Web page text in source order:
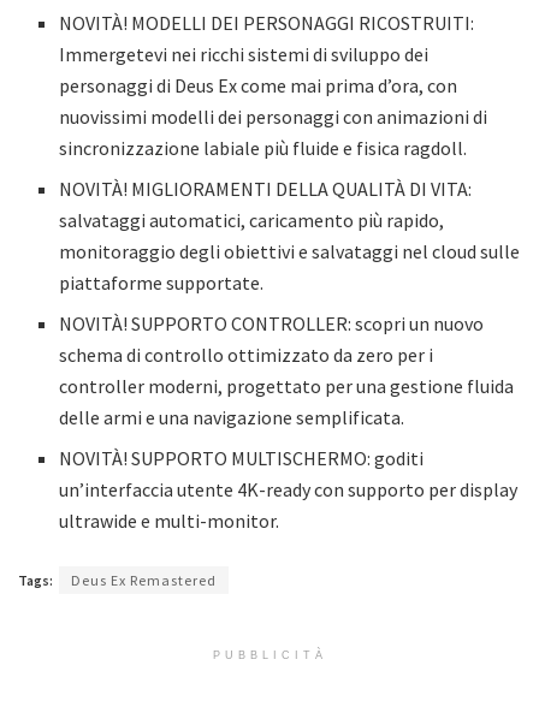
NOVITÀ! MODELLI DEI PERSONAGGI RICOSTRUITI:
Immergetevi nei ricchi sistemi di sviluppo dei
personaggi di Deus Ex come mai prima d’ora, con
nuovissimi modelli dei personaggi con animazioni di
sincronizzazione labiale più fluide e fisica ragdoll.
NOVITÀ! MIGLIORAMENTI DELLA QUALITÀ DI VITA:
salvataggi automatici, caricamento più rapido,
monitoraggio degli obiettivi e salvataggi nel cloud sulle
piattaforme supportate.
NOVITÀ! SUPPORTO CONTROLLER: scopri un nuovo
schema di controllo ottimizzato da zero per i
controller moderni, progettato per una gestione fluida
delle armi e una navigazione semplificata.
NOVITÀ! SUPPORTO MULTISCHERMO: goditi
un’interfaccia utente 4K-ready con supporto per display
ultrawide e multi-monitor.
Tags: Deus Ex Remastered
PUBBLICITÀ